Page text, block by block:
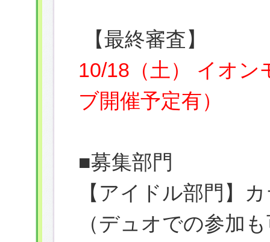
【最終審査】
10/18（土） イオン
ブ開催予定有）
■募集部門
【アイドル部門】
（デュオでの参加